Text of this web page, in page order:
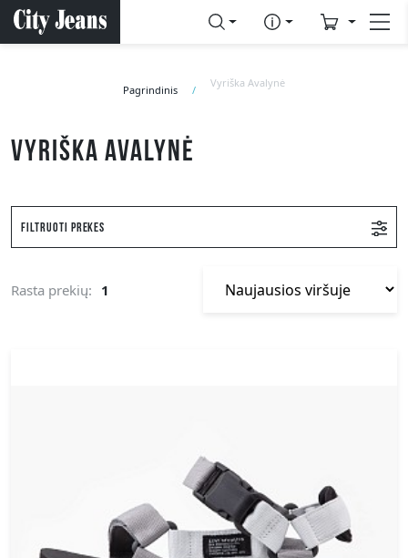
Pagrindinis
Vyriška Avalynė
Vyriška avalynė
Filtruoti prekes
Rasta prekių: 1